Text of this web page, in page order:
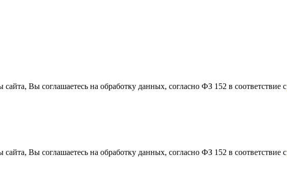
Вы соглашаетесь на обработку данных, согласно ФЗ 152 в соответствие с
Вы соглашаетесь на обработку данных, согласно ФЗ 152 в соответствие с